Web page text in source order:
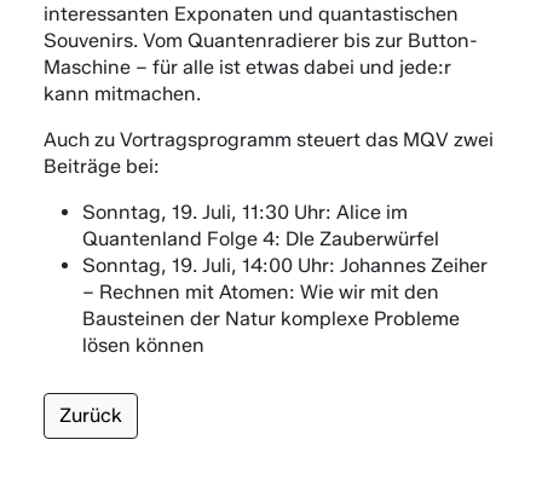
interessanten Exponaten und quantastischen
Souvenirs. Vom Quantenradierer bis zur Button-
Maschine – für alle ist etwas dabei und jede:r
kann mitmachen.
Auch zu Vortragsprogramm steuert das MQV zwei
Beiträge bei:
Sonntag, 19. Juli, 11:30 Uhr: Alice im
Quantenland Folge 4: DIe Zauberwürfel
Sonntag, 19. Juli, 14:00 Uhr: Johannes Zeiher
– Rechnen mit Atomen: Wie wir mit den
Bausteinen der Natur komplexe Probleme
lösen können
Zurück